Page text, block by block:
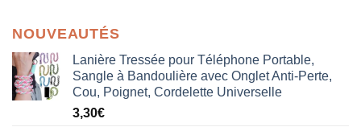
NOUVEAUTÉS
Lanière Tressée pour Téléphone Portable,
Sangle à Bandoulière avec Onglet Anti-Perte,
Cou, Poignet, Cordelette Universelle
3,30€